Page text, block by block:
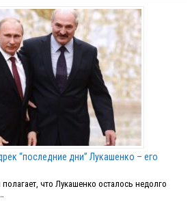
“последние дни” Лукашенко – его
что Лукашенко осталось недолго